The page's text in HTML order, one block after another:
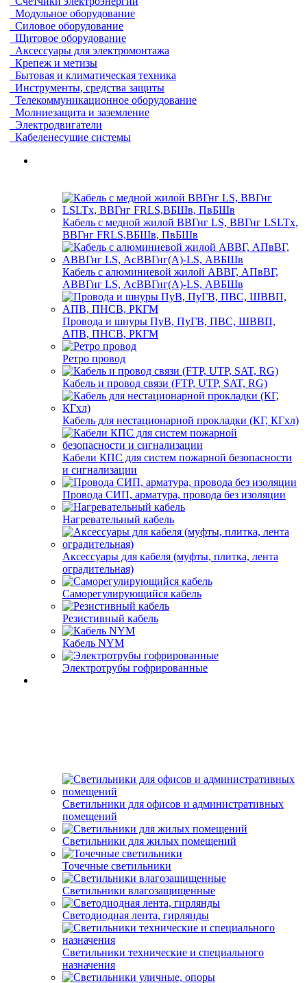
Модульное оборудование
Силовое оборудование
Щитовое оборудование
Аксессуары для электромонтажа
Крепеж и метизы
Бытовая и климатическая техника
Инструменты, средства защиты
Телекоммуникационное оборудование
Молниезащита и заземление
Электродвигатели
Кабеленесущие системы
Кабель с медной жилой ВВГнг LS, ВВГнг LSLTx,
ВВГнг FRLS,ВБШв, ПвБШв
Кабель с алюминиевой жилой АВВГ, АПвВГ,
АВВГнг LS, АсВВГнг(А)-LS, АВБШв
Провода и шнуры ПуВ, ПуГВ, ПВС, ШВВП,
АПВ, ПНСВ, РКГМ
Ретро провод
Кабель и провод связи (FTP, UTP, SAT, RG)
Кабель для нестационарной прокладки (КГ, КГхл)
Кабели КПС для систем пожарной безопасности
и сигнализации
Провода СИП, арматура, провода без изоляции
Нагревательный кабель
Аксессуары для кабеля (муфты, плитка, лента
оградительная)
Саморегулирующийся кабель
Резистивный кабель
Кабель NYM
Электротрубы гофрированные
Светильники для офисов и административных
помещений
Светильники для жилых помещений
Точечные светильники
Светильники влагозащищенные
Светодиодная лента, гирлянды
Светильники технические и специального
назначения